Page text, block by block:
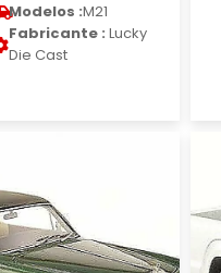
Modelos :M21
Fabricante : Lucky
Die Cast